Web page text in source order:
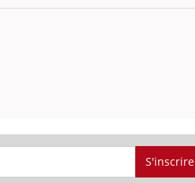
S'inscrire